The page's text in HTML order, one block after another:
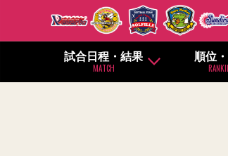
試合日程・結果
MATCH
順位